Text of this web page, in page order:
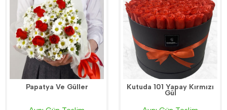
Papatya Ve Güller Kutuda 101 Yapay Kırmızı
Gül